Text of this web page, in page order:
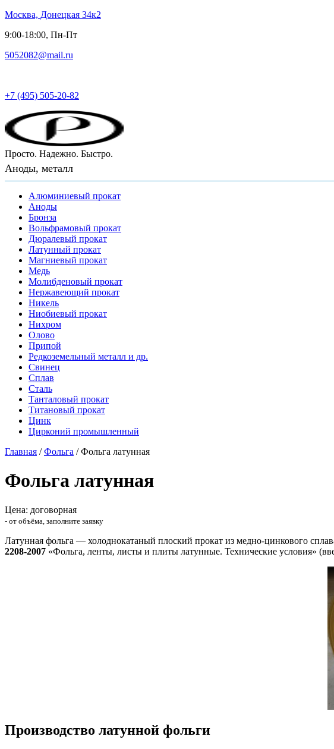
Москва, Донецкая 34к2
9:00-18:00, Пн-Пт
5052082@mail.ru
+7 (495) 505-20-82
Просто. Надежно. Быстро.
Аноды, металл
Алюминиевый прокат
Аноды
Бронза
Вольфрамовый прокат
Дюралевый прокат
Латунный прокат
Магниевый прокат
Медь
Молибденовый прокат
Нержавеющий прокат
Никель
Ниобиевый прокат
Нихром
Олово
Припой
Редкоземельный металл и др.
Свинец
Сплав
Сталь
Танталовый прокат
Титановый прокат
Цинк
Цирконий промышленный
Главная /Фольга /Фольга латунная
Фольга латунная
Цена: договорная
- от объёма, заполните заявку
Латунная фольга — холоднокатаный плоский прокат из медно-цинкового
2208-2007 «Фольга, ленты, листы и плиты латунные. Технические условия»
Производство латунной фольги